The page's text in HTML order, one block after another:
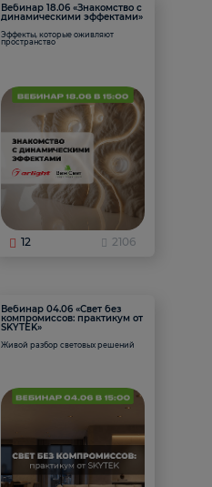
Вебинар 18.06 «Знакомство с
динамическими эффектами»
Эффекты, которые оживляют
пространство
12 2106
Вебинар 04.06 «Свет без
компромиссов: практикум от
SKYTEK»
Живой разбор световых решений